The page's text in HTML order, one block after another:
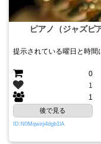
ピアノ（ジャズピ
提示されている曜日と時間
0
1
1
後で見る
ID:N0Mqwirji4dgb1lA